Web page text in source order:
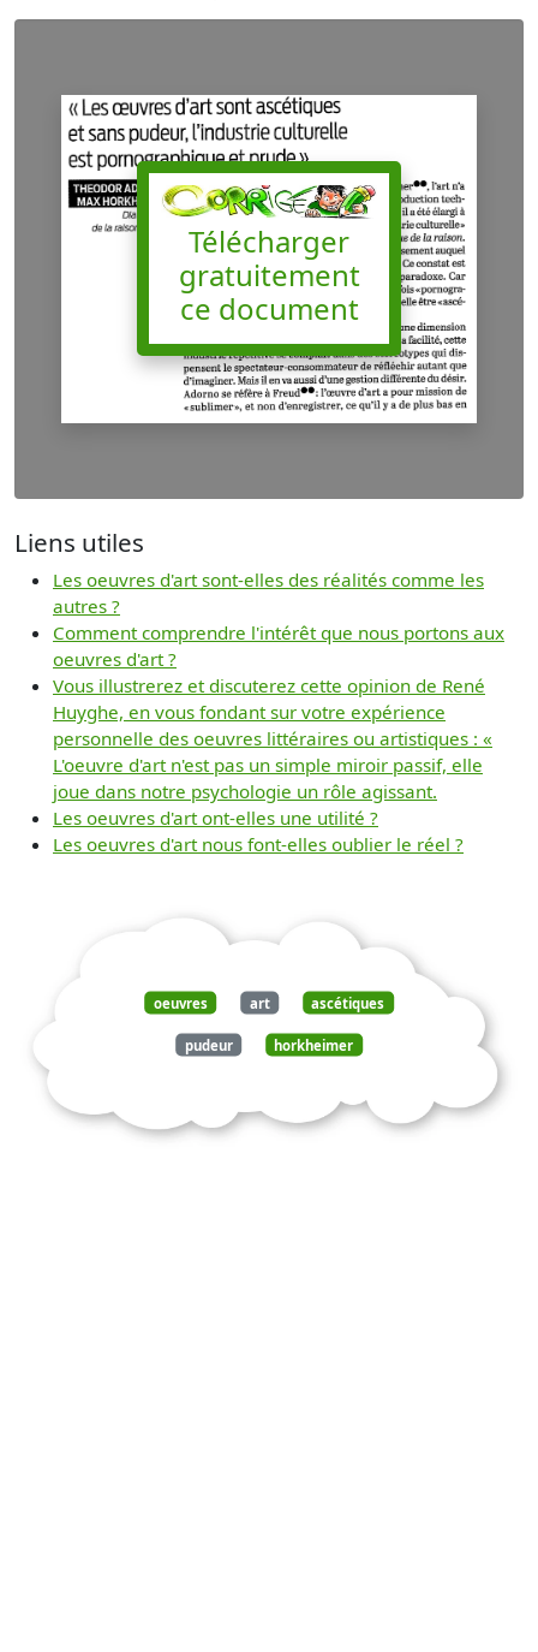
Télécharger
gratuitement
ce document
Liens utiles
Les oeuvres d'art sont-elles des réalités comme les
autres ?
Comment comprendre l'intérêt que nous portons aux
oeuvres d'art ?
Vous illustrerez et discuterez cette opinion de René
Huyghe, en vous fondant sur votre expérience
personnelle des oeuvres littéraires ou artistiques : «
L'oeuvre d'art n'est pas un simple miroir passif, elle
joue dans notre psychologie un rôle agissant.
Les oeuvres d'art ont-elles une utilité ?
Les oeuvres d'art nous font-elles oublier le réel ?
oeuvres art ascétiques
pudeur horkheimer